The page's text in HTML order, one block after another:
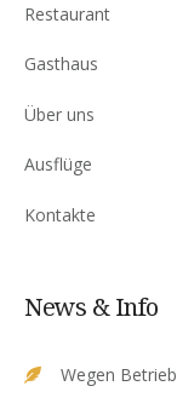
Restaurant
Gasthaus
Über uns
Ausflüge
Kontakte
News & Info
Wegen